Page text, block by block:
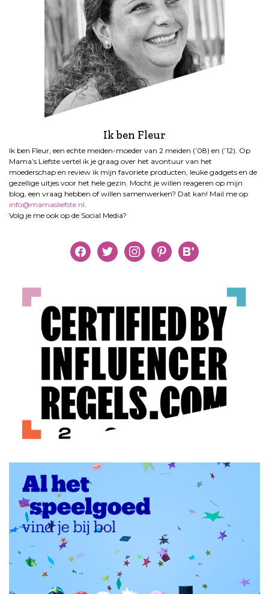
Ik ben Fleur
Ik ben Fleur, een echte meiden-moeder van 2 meiden (’08) en (’12). Op
Mama’s Liefste vertel ik je graag over het avontuur van het
moederschap en review ik mijn favoriete producten, leuke gadgets en de
gezellige uitjes voor het hele gezin. Mocht je willen reageren op mijn
blog, een vraag hebben of willen samenwerken? Dat kan! Mail me op
info@mamasliefste.nl
Volg je me ook op de Social Media?
facebooktwitter instagrampinterestbloglovin